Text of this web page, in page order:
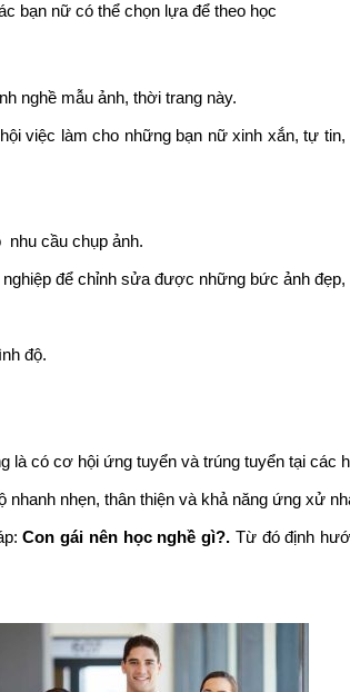
bạn nữ có thể chọn lựa để theo học
nghề mẫu ảnh, thời trang này.
việc làm cho những bạn nữ xinh xắn, tự
nhu cầu chụp ảnh.
để chỉnh sửa được những bức ảnh đẹp,
độ.
là có cơ hội ứng tuyển và trúng tuyển tại các
nhẹn, thân thiện và khả năng ứng xử
Con gái nên học nghề gì?. Từ đó định